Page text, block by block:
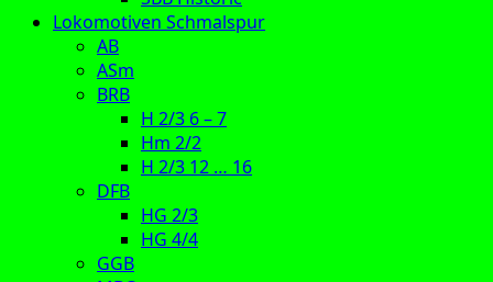
Lokomotiven Schmalspur
AB
ASm
BRB
H 2/3 6 – 7
Hm 2/2
H 2/3 12 … 16
DFB
HG 2/3
HG 4/4
GGB